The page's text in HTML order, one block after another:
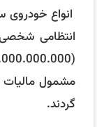
انواع خودروی
انتظامی شخصی
گردند.